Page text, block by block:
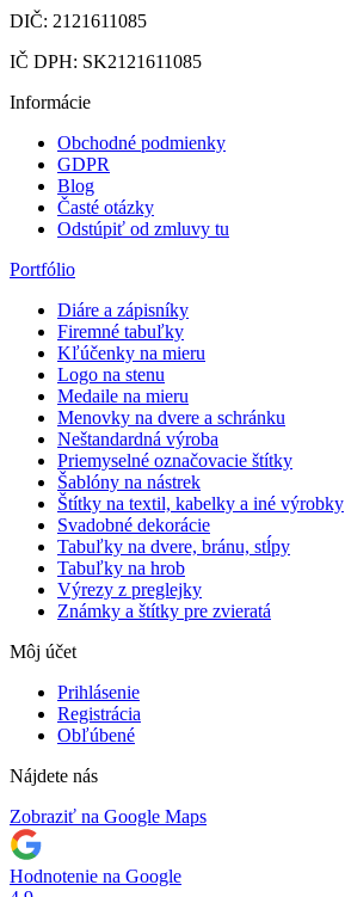
DIČ: 2121611085
IČ DPH: SK2121611085
Informácie
Obchodné podmienky
GDPR
Blog
Časté otázky
Odstúpiť od zmluvy tu
Portfólio
Diáre a zápisníky
Firemné tabuľky
Kľúčenky na mieru
Logo na stenu
Medaile na mieru
Menovky na dvere a schránku
Neštandardná výroba
Priemyselné označovacie štítky
Šablóny na nástrek
Štítky na textil, kabelky a iné výrobky
Svadobné dekorácie
Tabuľky na dvere, bránu, stĺpy
Tabuľky na hrob
Výrezy z preglejky
Známky a štítky pre zvieratá
Môj účet
Prihlásenie
Registrácia
Obľúbené
Nájdete nás
Zobraziť na Google Maps
Hodnotenie na Google